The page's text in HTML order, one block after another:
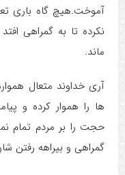
آموخت.هیچ گاه باری
نکرده تا به گمراهی
ماند.
آری خداوند متعال
ها را هموار کرده و
حجت را بر مردم تمام
گمراهی و بیراهه رفتن